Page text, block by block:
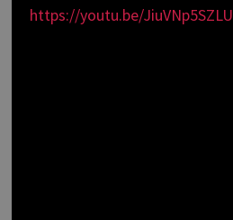
https://youtu.be/JiuVNp5SZLU